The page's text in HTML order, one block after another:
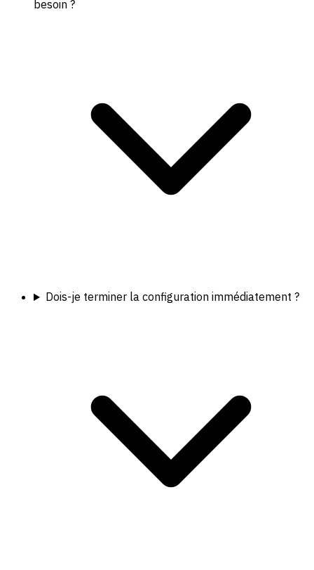
besoin ?
Dois-je terminer la configuration immédiatement ?